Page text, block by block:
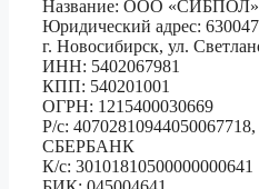
Название: ООО «СИБПОЛ»
Юридический адрес:
г. Новосибирск, ул.
ИНН: 5402067981
КПП: 540201001
ОГРН: 1215400030669
Р/с:
СБЕРБАНК
К/с: 30101810500000000641